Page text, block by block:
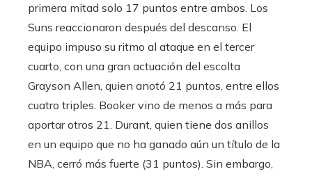
primera mitad solo 17 puntos entre ambos. Los
Suns reaccionaron después del descanso. El
equipo impuso su ritmo al ataque en el tercer
cuarto, con una gran actuación del escolta
Grayson Allen, quien anotó 21 puntos, entre ellos
cuatro triples. Booker vino de menos a más para
aportar otros 21. Durant, quien tiene dos anillos
en un equipo que no ha ganado aún un título de la
NBA, cerró más fuerte (31 puntos). Sin embargo,